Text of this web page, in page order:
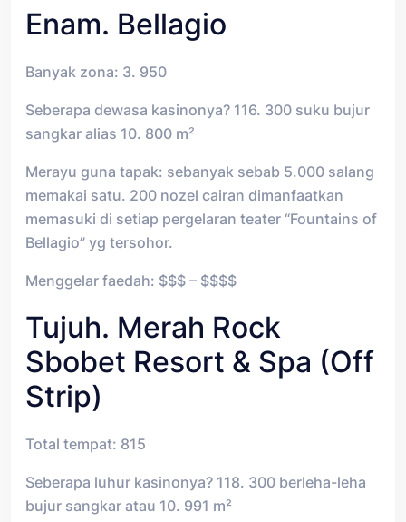
Enam. Bellagio
Banyak zona: 3. 950
Seberapa dewasa kasinonya? 116. 300 suku bujur
sangkar alias 10. 800 m²
Merayu guna tapak: sebanyak sebab 5.000 salang
memakai satu. 200 nozel cairan dimanfaatkan
memasuki di setiap pergelaran teater “Fountains of
Bellagio” yg tersohor.
Menggelar faedah: $$$ – $$$$
Tujuh. Merah Rock
Sbobet Resort & Spa (Off
Strip)
Total tempat: 815
Seberapa luhur kasinonya? 118. 300 berleha-leha
bujur sangkar atau 10. 991 m²